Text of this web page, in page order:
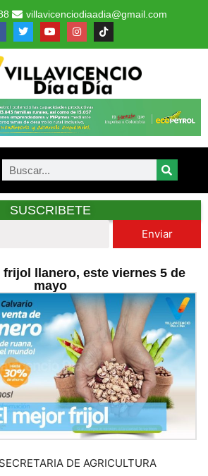
villavicenciodiaadia@gmail.com
SUSCRIBETE
Enviar
frijol llanero, este viernes 5 de
mayo
SECRETARIA DE AGRICULTURA